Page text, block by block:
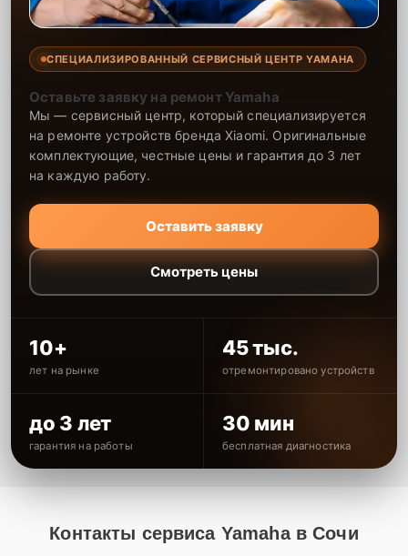
СПЕЦИАЛИЗИРОВАННЫЙ СЕРВИСНЫЙ ЦЕНТР YAMAHA
Оставьте заявку на ремонт Yamaha
Мы — сервисный центр, который специализируется
на ремонте устройств бренда Xiaomi. Оригинальные
комплектующие, честные цены и гарантия до 3 лет
на каждую работу.
Оставить заявку
Смотреть цены
10+
лет на рынке
45 тыс.
отремонтировано устройств
до 3 лет
гарантия на работы
30 мин
бесплатная диагностика
Контакты сервиса Yamaha в Сочи